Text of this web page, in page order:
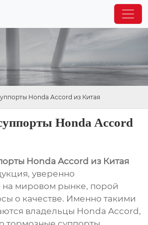
Honda Accord из Китая
Honda Accord
Honda Accord из Китая
уверенно
на мировом рынке, порой
о качестве. Именно такими
владельцы Honda Accord,